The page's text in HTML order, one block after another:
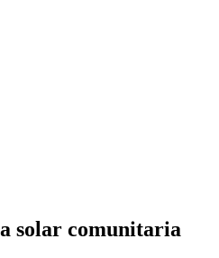
solar comunitaria